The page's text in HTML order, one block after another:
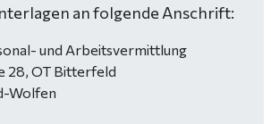
an folgende Anschrift:
und Arbeitsvermittlung
28, OT Bitterfeld
Wolfen